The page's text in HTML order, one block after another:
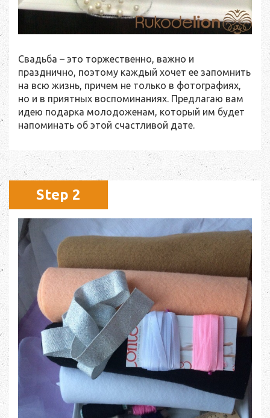
Свадьба – это торжественно, важно и
празднично, поэтому каждый хочет ее запомнить
на всю жизнь, причем не только в фотографиях,
но и в приятных воспоминаниях. Предлагаю вам
идею подарка молодоженам, который им будет
напоминать об этой счастливой дате.
Step 2